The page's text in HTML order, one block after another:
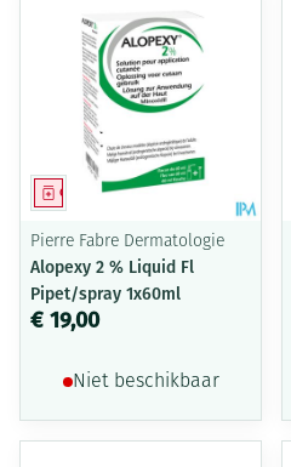
Geneesmiddel
Pierre Fabre Dermatologie
Alopexy 2 % Liquid Fl
Pipet/spray 1x60ml
€ 19,00
Niet beschikbaar